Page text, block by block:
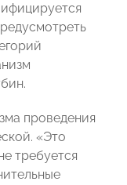
проведения
«Это
требуется